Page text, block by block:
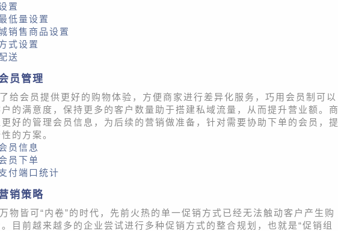
置
低量设置
销售商品设置
式设置
送
员管理
给会员提供更好的购物体验，方便商家进行差异化服务，巧用会员制可以
的满意度，保持更多的客户数量助于搭建私域流量，从而提升营业额。商
更好的管理会员信息，为后续的营销做准备，针对需要协助下单的会员，提
的方案。
员信息
员下单
付端口统计
销策略
物皆可“内卷”的时代，先前火热的单一促销方式已经无法触动客户产生购
目前越来越多的企业尝试进行多种促销方式的整合规划，也就是“促销组